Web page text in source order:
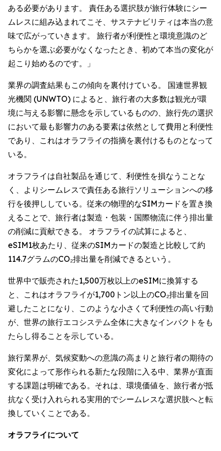
ある必要があります。 責任ある選択肢が旅行体験にシー
ムレスに組み込まれてこそ、サステナビリティは本当の意
味で広がっていきます。 旅行者が利便性と環境意識のど
ちらかを選ぶ必要がなくなったとき、初めて本当の変化が
起こり始めるのです。」
業界の調査結果もこの傾向を裏付けている。 国連世界観
光機関 (UNWTO) によると、旅行者の大多数は観光が環
境に与える影響に懸念を示しているものの、旅行先の選択
において最も影響力のある要素は依然として費用と利便性
であり、これはオラフライの指摘を裏付けるものとなって
いる。
オラフライは自社製品を通じて、利便性を損なうことな
く、よりシームレスで責任ある旅行ソリューションへの移
行を後押ししている。従来の物理的なSIMカードを置き換
えることで、旅行者は製造・包装・国際物流に伴う排出量
の削減に貢献できる。 オラフライの試算によると、
eSIM1枚あたり、従来のSIMカードの製造と比較して約
114.7グラムのCO₂排出量を削減できるという。
世界中で販売された1,500万枚以上のeSIMに換算する
と、これはオラフライが1,700トン以上のCO₂排出量を回
避したことになり、このような小さくて利便性の高い行動
が、世界の旅行エコシステム全体に大きなインパクトをも
たらし得ることを示している。
旅行業界が、気候変動への意識の高まりと旅行者の期待の
変化によって形作られる新たな段階に入る中、業界が直面
する課題は明確である。それは、環境価値を、旅行者が抵
抗なく受け入れられる実用的でシームレスな選択肢へと転
換していくことである。
オラフライについて